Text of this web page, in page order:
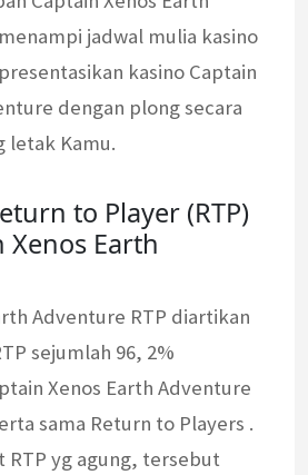
jadwal mulia kasino
kasino Captain
dengan plong secara
letak Kamu.
to Player (RTP)
Xenos Earth
Adventure RTP diartikan
sejumlah 96, 2%
Xenos Earth Adventure
sama Return to Players .
RTP yg agung, tersebut